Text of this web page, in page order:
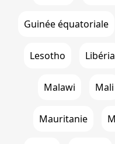
Guinée équatoriale
Lesotho Libéria
Malawi Mali
Mauritanie